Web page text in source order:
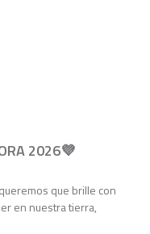
2026💜
que brille con
en nuestra tierra,